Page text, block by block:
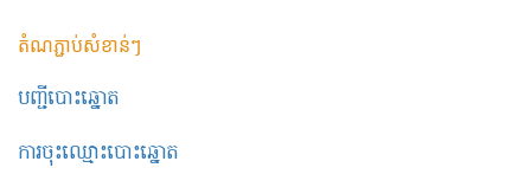
តំណភ្ជាប់សំខាន់ៗ
បញ្ជីបោះឆ្នោត
ការចុះឈ្មោះបោះឆ្នោត